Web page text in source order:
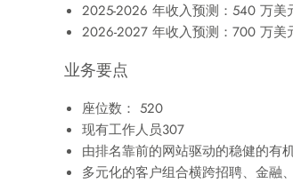
2025-2026 年收入预测：540 万美
2026-2027 年收入预测：700 万美
业务要点
座位数： 520
现有工作人员307
由排名靠前的网站驱动的稳健的有
多元化的客户组合横跨招聘、金融